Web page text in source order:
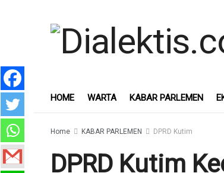
HOME WARTA KABAR PARLEMEN
Home KABAR PARLEMEN DPRD Kutim
DPRD Kutim